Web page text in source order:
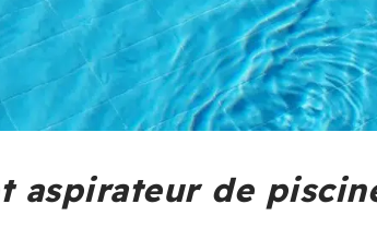
aspirateur de